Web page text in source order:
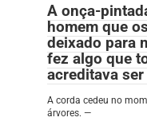
A onça-
homem que
deixado para
fez algo que
acreditava
A corda cedeu no
árvores. —